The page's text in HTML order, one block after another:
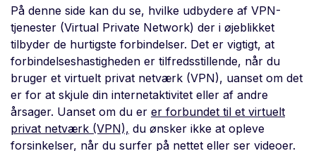
På denne side kan du se, hvilke udbydere af VPN-
tjenester (Virtual Private Network) der i øjeblikket
tilbyder de hurtigste forbindelser. Det er vigtigt, at
forbindelseshastigheden er tilfredsstillende, når du
bruger et virtuelt privat netværk (VPN), uanset om det
er for at skjule din internetaktivitet eller af andre
årsager. Uanset om du er er forbundet til et virtuelt
privat netværk (VPN), du ønsker ikke at opleve
forsinkelser, når du surfer på nettet eller ser videoer.